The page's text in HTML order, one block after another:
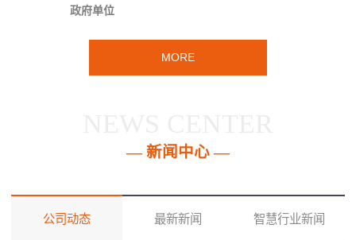
政府单位
MORE
— 新闻中心 —
公司动态 最新新闻 智慧行业新闻